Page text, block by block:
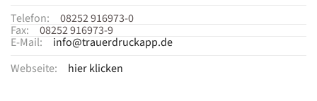
Telefon:
08252 916973-0
Fax: 08252 916973-9
E-Mail:
info@trauerdruckapp.de
Webseite:
hier klicken